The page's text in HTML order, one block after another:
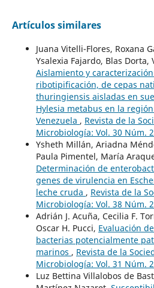
Artículos similares
Juana Vitelli-Flores, Roxana
Ysalexia Fajardo, Blas
Aislamiento y
ribotipificación, de cepas
thuringiensis aisladas en
Hylesia metabus en la
Venezuela , Revista de la
Microbiología: Vol. 30 Núm.
Ysheth Millán, Ariadna
Paula Pimentel, María
Determinación de
genes de virulencia en
leche cruda , Revista de la
Microbiología: Vol. 38 Núm.
Adrián J. Acuña, Cecilia F.
Oscar H. Pucci, Evaluación
bacterias potencialmente
marinos , Revista de la
Microbiología: Vol. 31 Núm.
Luz Bettina Villalobos de